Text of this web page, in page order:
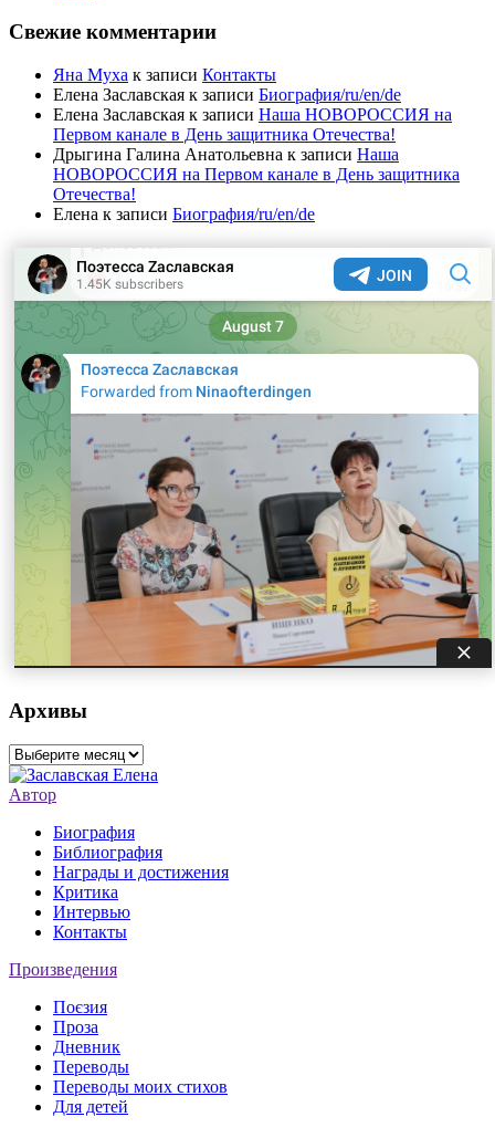
Свежие комментарии
Яна Муха к записи Контакты
Елена Заславская к записи Биография/ru/en/de
Елена Заславская к записи Наша НОВОРОССИЯ на
Первом канале в День защитника Отечества!
Дрыгина Галина Анатольевна к записи Наша
НОВОРОССИЯ на Первом канале в День защитника
Отечества!
Елена к записи Биография/ru/en/de
Архивы
Архивы
Автор
Биография
Библиография
Награды и достижения
Критика
Интервью
Контакты
Произведения
Поєзия
Проза
Дневник
Переводы
Переводы моих стихов
Для детей